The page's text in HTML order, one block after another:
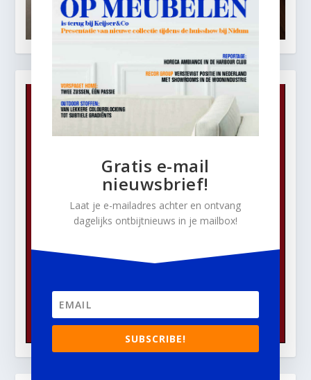
Gratis e-mail
nieuwsbrief!
Laat je e-mailadres achter en ontvang
dagelijks ontbijtnieuws in je mailbox!
SUBSCRIBE!